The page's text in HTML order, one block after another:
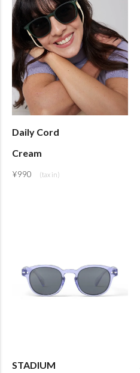
Daily Cord
Cream
¥990
STADIUM